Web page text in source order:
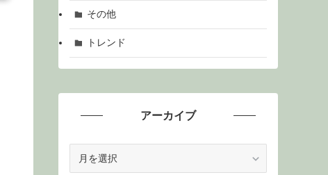
その他
トレンド
アーカイブ